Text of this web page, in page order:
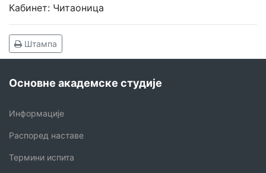
Кабинет: Читаоница
Штампа
Основне академске студије
Информације
Распоред наставе
Термини испита